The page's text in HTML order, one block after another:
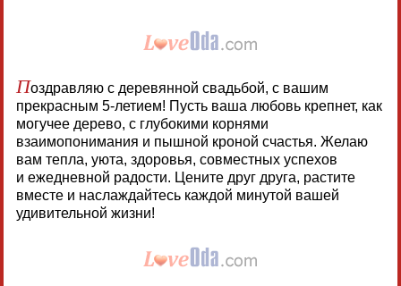
Поздравляю с деревянной свадьбой, с вашим
прекрасным 5-летием! Пусть ваша любовь крепнет, как
могучее дерево, с глубокими корнями
взаимопонимания и пышной кроной счастья. Желаю
вам тепла, уюта, здоровья, совместных успехов
и ежедневной радости. Цените друг друга, растите
вместе и наслаждайтесь каждой минутой вашей
удивительной жизни!